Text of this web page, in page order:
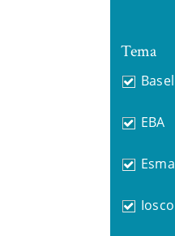
Tema
Basel
EBA
Esma
Iosco